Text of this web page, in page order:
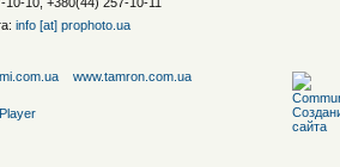
info [at] prophoto.ua
www.tamron.com.ua